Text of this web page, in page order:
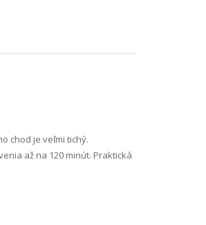
chod je veľmi tichý.
až na 120 minút. Praktická